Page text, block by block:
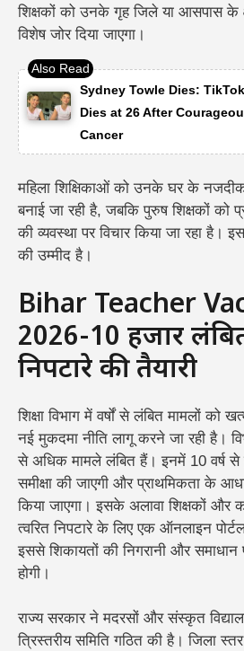
शिक्षकों को उनके गृह जिले या आसपास के
विशेष जोर दिया जाएगा।
Sydney Towle Dies:
Dies at 26 After
Cancer
महिला शिक्षिकाओं को उनके घर के
बनाई जा रही है, जबकि पुरुष शिक्षकों
की व्यवस्था पर विचार किया जा रहा है।
की उम्मीद है।
Bihar Teacher
2026-10 हजार
निपटारे की तैयारी
शिक्षा विभाग में वर्षों से लंबित मामलों को
नई मुकदमा नीति लागू करने जा रही है।
से अधिक मामले लंबित हैं। इनमें 10 वर्ष से
समीक्षा की जाएगी और प्राथमिकता के
किया जाएगा।इसके अलावा शिक्षकों और
त्वरित निपटारे के लिए एक ऑनलाइन
इससे शिकायतों की निगरानी और समाधान
होगी।
राज्य सरकार ने मदरसों और संस्कृत
त्रिस्तरीय समिति गठित की है। जिला